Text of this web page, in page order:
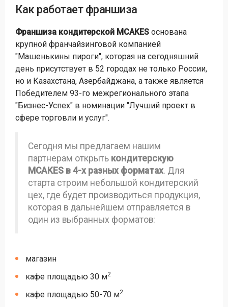
Как работает франшиза
Франшиза кондитерской MCAKES основана
крупной франчайзинговой компанией
"Машенькины пироги", которая на сегодняшний
день присутствует в 52 городах не только России,
но и Казахстана, Азербайджана, а также является
Победителем 93-го межрегионального этапа
"Бизнес-Успех" в номинации "Лучший проект в
сфере торговли и услуг".
Сегодня мы предлагаем нашим
партнерам открыть кондитерскую
MCAKES в 4-х разных форматах. Для
старта строим небольшой кондитерский
цех, где будет производиться продукция,
которая в дальнейшем отправляется в
один из выбранных форматов:
магазин
кафе площадью 30 м2
кафе площадью 50-70 м2